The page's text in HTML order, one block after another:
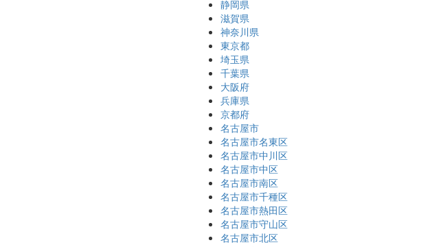
静岡県
滋賀県
神奈川県
東京都
埼玉県
千葉県
大阪府
兵庫県
京都府
名古屋市
名古屋市名東区
名古屋市中川区
名古屋市中区
名古屋市南区
名古屋市千種区
名古屋市熱田区
名古屋市守山区
名古屋市北区